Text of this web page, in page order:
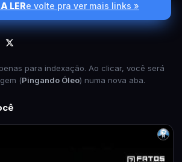
LERe volte pra ver mais links »
para indexação. Ao clicar, você será
(Pingando Óleo) numa nova aba.